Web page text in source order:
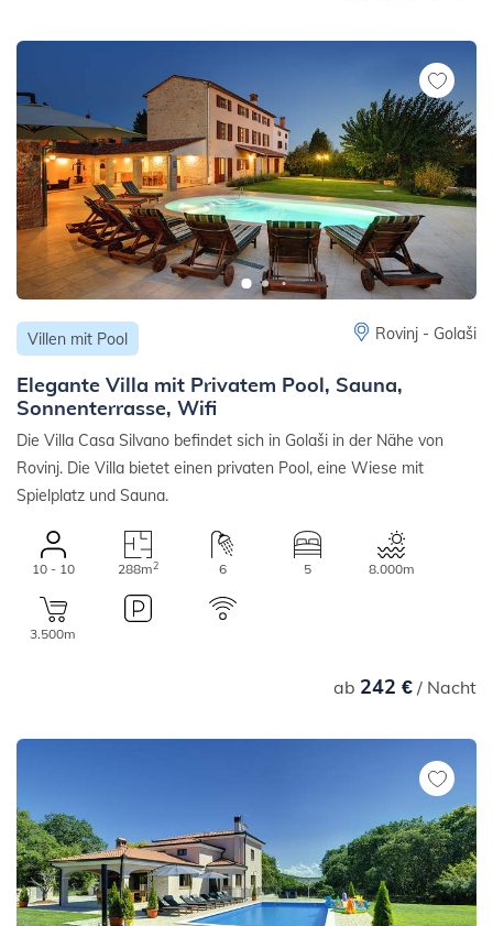
Villen mit Pool Rovinj - Golaši
Elegante Villa mit Privatem Pool, Sauna,
Sonnenterrasse, Wifi
Die Villa Casa Silvano befindet sich in Golaši in der Nähe von
Rovinj. Die Villa bietet einen privaten Pool, eine Wiese mit
Spielplatz und Sauna.
10 - 10 288m2 6 5 8.000m
3.500m
ab 242 €/ Nacht